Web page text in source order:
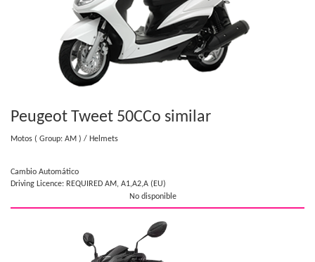
Peugeot Tweet 50CCo similar
Motos ( Group: AM ) / Helmets
Cambio Automático
Driving Licence: REQUIRED AM, A1,A2,A (EU)
No disponible